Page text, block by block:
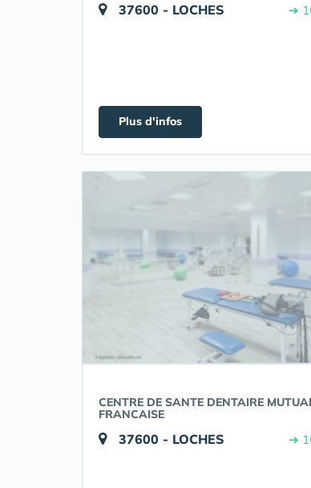
37600 - LOCHES ➔
Plus d'infos
CENTRE DE SANTE DENTAIRE
FRANCAISE
37600 - LOCHES ➔